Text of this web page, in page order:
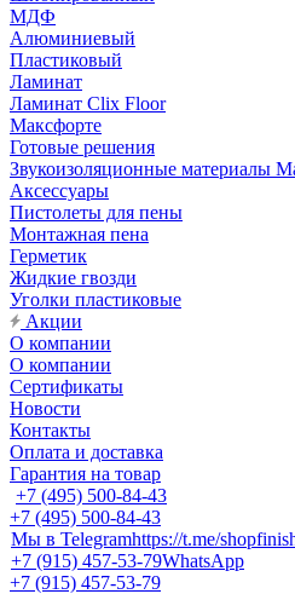
МДФ
Алюминиевый
Пластиковый
Ламинат
Ламинат Clix Floor
Максфорте
Готовые решения
Звукоизоляционные материалы
Аксессуары
Пистолеты для пены
Монтажная пена
Герметик
Жидкие гвозди
Уголки пластиковые
Акции
О компании
О компании
Сертификаты
Новости
Контакты
Оплата и доставка
Гарантия на товар
+7 (495) 500-84-43
+7 (495) 500-84-43
Мы в Telegramhttps://t.me/
+7 (915) 457-53-79WhatsApp
+7 (915) 457-53-79